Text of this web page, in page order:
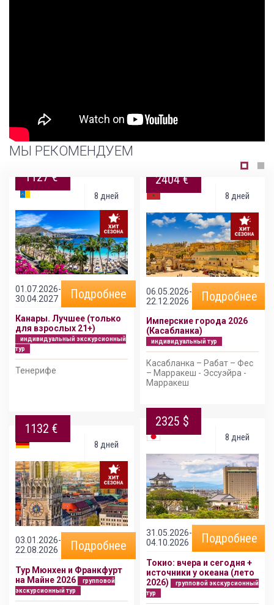
МЫ РЕКОМЕНДУЕМ
8 дней
1127 €
01.07.2026-
30.04.2027
Подробнее
Канары. Лучшее (только
для взрослых 21+)
индивидуальный экскурсионный
тур
Тенерифе
8 дней
1132 €
03.01.2026-
22.08.2026
Подробнее
Тур Мюнхен и Франкфурт
на Майне 2026
групповой
экскурсионный тур
8 дней
2404 €
06.05.2026-
22.12.2026
Подробнее
Имперские города 2026
(Касабланка)
индивидуальный тур
Касабланка – Рабат – Фес
– Марракеш - Эссуэйра -
Марракеш
8 дней
2325 $
31.05.2026-
04.10.2026
Подробнее
Токио: вчера и сегодня +
источники у океана (лето
2026)
групповой экскурсионный
тур